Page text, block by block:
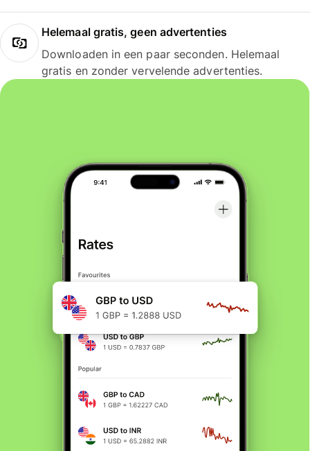
Helemaal gratis, geen advertenties
Downloaden in een paar seconden. Helemaal
gratis en zonder vervelende advertenties.